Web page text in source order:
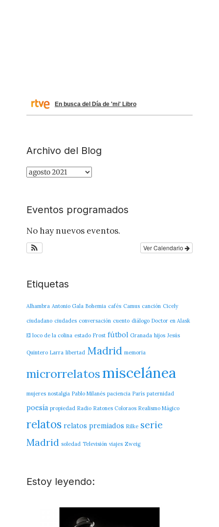
En busca del Día de 'mi' Libro
Archivo del Blog
Archivo
Eventos programados
No hay nuevos eventos.
Ver Calendario
Etiquetas
Alhambra Antonio Gala Bohemia cafés Camus canción Cicely
ciudadano ciudades conversación cuento diálogo Doctor en Alask
El loco de la colina estado Frost fútbol Granada hijos Jesús
Quintero Larra libertad Madrid memoria
microrrelatos miscelánea
mujeres nostalgia Pablo Milanés paciencia París paternidad
poesía propiedad Radio Ratones Coloraos Realismo Mágico
relatos relatos premiados Rilke serie
Madrid soledad Televisión viajes Zweig
Estoy leyendo: